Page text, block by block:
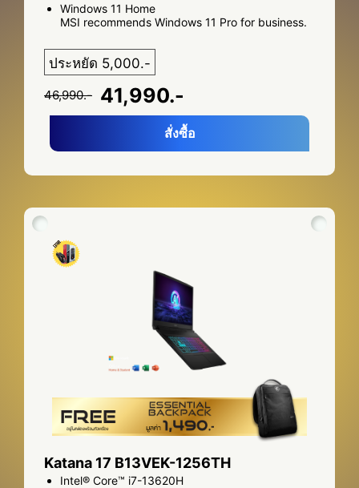
Windows 11 Home
MSI recommends Windows 11 Pro for business.
ประหยัด 5,000.-
46,990.- 41,990.-
สั่งซื้อ
Katana 17 B13VEK-1256TH
Intel® Core™ i7-13620H